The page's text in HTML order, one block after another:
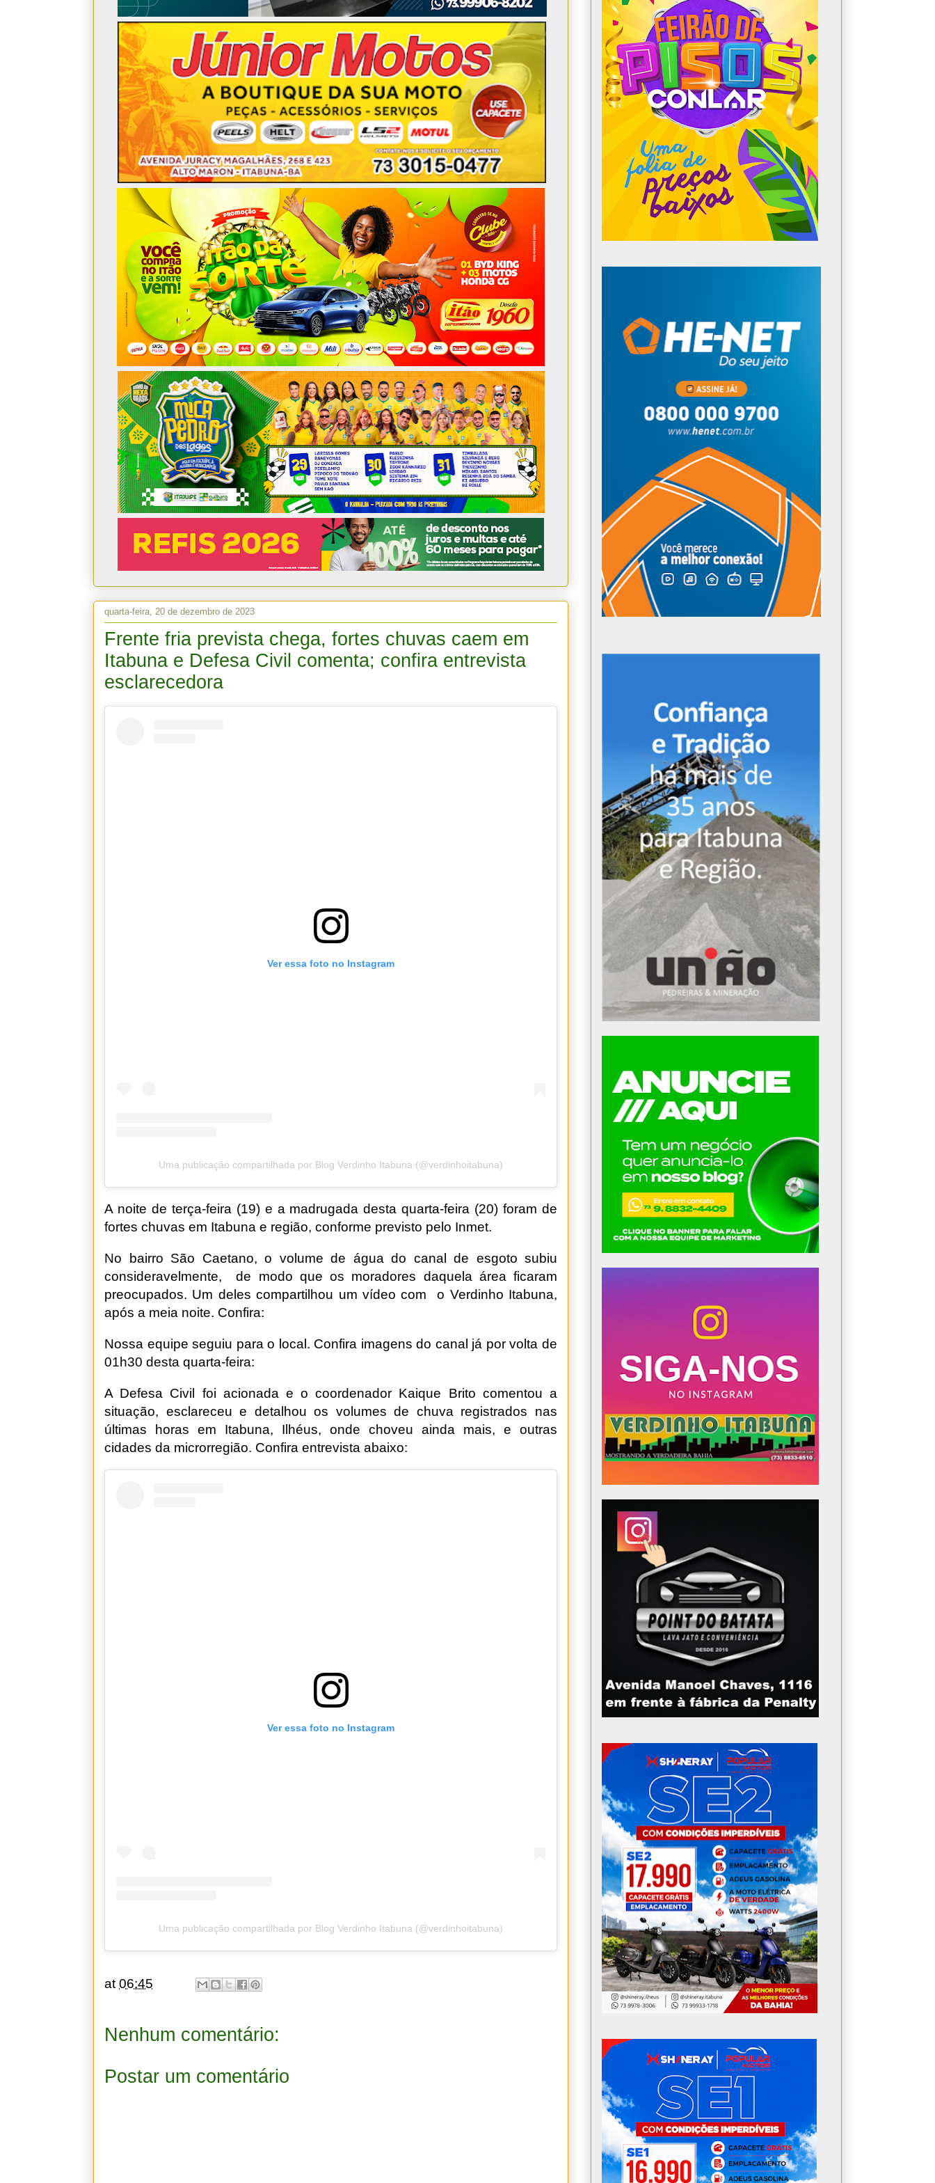
quarta-feira, 20 de dezembro de 2023
Frente fria prevista chega, fortes chuvas caem em
Itabuna e Defesa Civil comenta; confira entrevista
esclarecedora
Ver essa foto no Instagram
Uma publicação compartilhada por Blog Verdinho Itabuna (@verdinhoitabuna)
A noite de terça-feira (19) e a madrugada desta quarta-feira (20) foram de
fortes chuvas em Itabuna e região, conforme previsto pelo Inmet.
No bairro São Caetano, o volume de água do canal de esgoto subiu
consideravelmente, de modo que os moradores daquela área ficaram
preocupados. Um deles compartilhou um vídeo com o Verdinho Itabuna,
após a meia noite. Confira:
Nossa equipe seguiu para o local. Confira imagens do canal já por volta de
01h30 desta quarta-feira:
A Defesa Civil foi acionada e o coordenador Kaique Brito comentou a
situação, esclareceu e detalhou os volumes de chuva registrados nas
últimas horas em Itabuna, Ilhéus, onde choveu ainda mais, e outras
cidades da microrregião. Confira entrevista abaixo:
Ver essa foto no Instagram
Uma publicação compartilhada por Blog Verdinho Itabuna (@verdinhoitabuna)
at 06:45
Nenhum comentário:
Postar um comentário